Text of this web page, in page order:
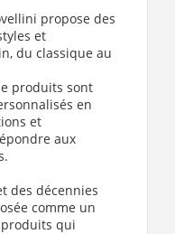
propose des
et
du classique au
produits sont
en
et
aux
des décennies
comme un
qui